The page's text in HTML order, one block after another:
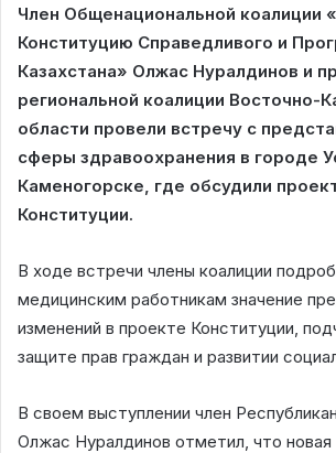
Член Общенациональной коалиции
Конституцию Справедливого и
Казахстана» Олжас Нуралдинов и
региональной коалиции Восточно-
области провели встречу с
сферы здравоохранения в городе
Каменогорске, где обсудили
Конституции.
В ходе встречи члены коалиции
медицинским работникам значение
изменений в проекте Конституции,
защите прав граждан и развитии
В своем выступлении член
Олжас Нуралдинов отметил, что новая